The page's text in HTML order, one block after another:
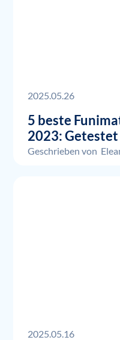
2025.05.26
5 beste
2023:
Geschrieben von
2025.05.16